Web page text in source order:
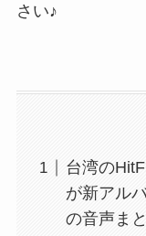
さい♪
台湾の
が新アル
の音声ま